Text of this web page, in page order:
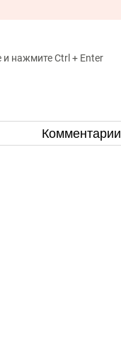
и нажмите Ctrl + Enter
Комментарии